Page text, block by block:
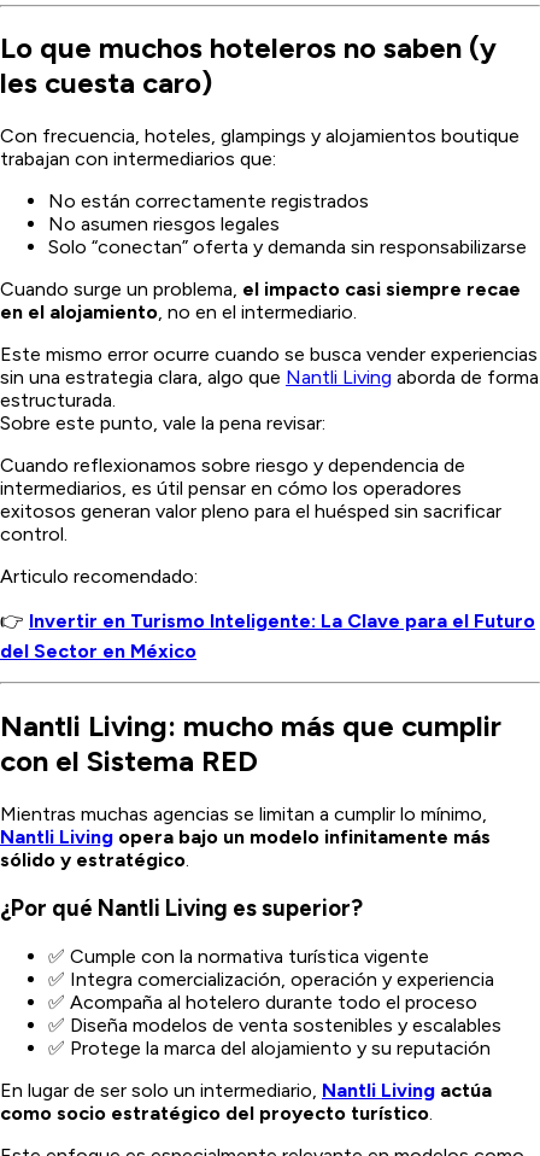
Lo que muchos hoteleros no saben (y
les cuesta caro)
Con frecuencia, hoteles, glampings y alojamientos boutique
trabajan con intermediarios que:
No están correctamente registrados
No asumen riesgos legales
Solo “conectan” oferta y demanda sin responsabilizarse
Cuando surge un problema, el impacto casi siempre recae
en el alojamiento, no en el intermediario.
Este mismo error ocurre cuando se busca vender experiencias
sin una estrategia clara, algo que Nantli Living aborda de forma
estructurada.
Sobre este punto, vale la pena revisar:
Cuando reflexionamos sobre riesgo y dependencia de
intermediarios, es útil pensar en cómo los operadores
exitosos generan valor pleno para el huésped sin sacrificar
control.
Articulo recomendado:
👉 Invertir en Turismo Inteligente: La Clave para el Futuro
del Sector en México
Nantli Living: mucho más que cumplir
con el Sistema RED
Mientras muchas agencias se limitan a cumplir lo mínimo,
Nantli Living opera bajo un modelo infinitamente más
sólido y estratégico.
¿Por qué Nantli Living es superior?
✅ Cumple con la normativa turística vigente
✅ Integra comercialización, operación y experiencia
✅ Acompaña al hotelero durante todo el proceso
✅ Diseña modelos de venta sostenibles y escalables
✅ Protege la marca del alojamiento y su reputación
En lugar de ser solo un intermediario, Nantli Living actúa
como socio estratégico del proyecto turístico